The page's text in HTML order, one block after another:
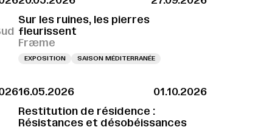
VERNISSAGE LE 25.09.2026 À 18H VERNISSAGE LE 25.09.2026 À 18H
Sur les ruines, les pierres
fleurissent
Fræme
EXPOSITION SAISON MÉDITERRANÉE
16.05.2026
01.10.2026
Restitution de résidence :
Résistances et désobéissances